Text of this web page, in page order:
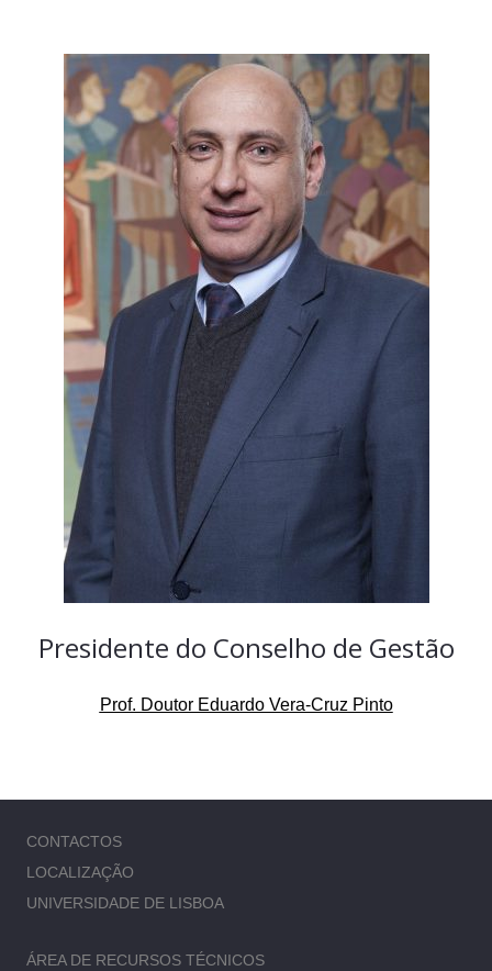
Presidente do Conselho de Gestão
Prof. Doutor Eduardo Vera-Cruz Pinto
CONTACTOS
LOCALIZAÇÃO
UNIVERSIDADE DE LISBOA
ÁREA DE RECURSOS TÉCNICOS